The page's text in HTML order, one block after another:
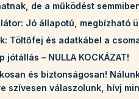
de a működést
Jó állapotú, megbízható
Töltőfej és adatkábel a
jótállás – NULLA KOCKÁZAT!
és biztonságosan!
szívesen válaszolunk, hívj